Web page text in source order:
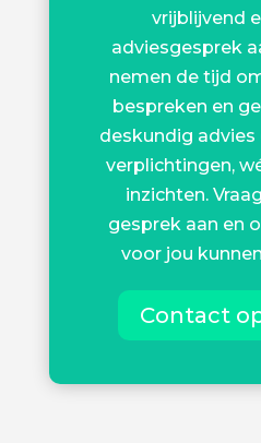
vrijblijvend
adviesgesprek
nemen de tijd
bespreken en
deskundig advies
verplichtingen,
inzichten.
gesprek aan en
voor jou
Contact